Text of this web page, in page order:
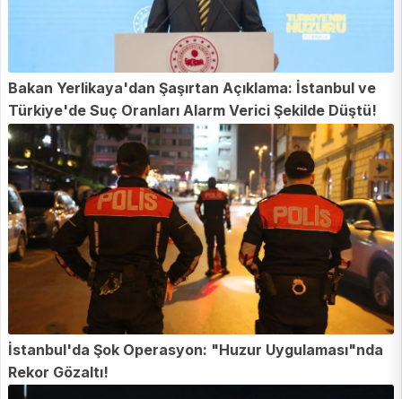
Bakan Yerlikaya'dan Şaşırtan Açıklama: İstanbul ve
Türkiye'de Suç Oranları Alarm Verici Şekilde Düştü!
İstanbul'da Şok Operasyon: "Huzur Uygulaması"nda
Rekor Gözaltı!